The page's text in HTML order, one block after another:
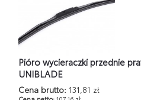
Pióro wycieraczki przednie
UNIBLADE
Cena brutto: 131,81 zł